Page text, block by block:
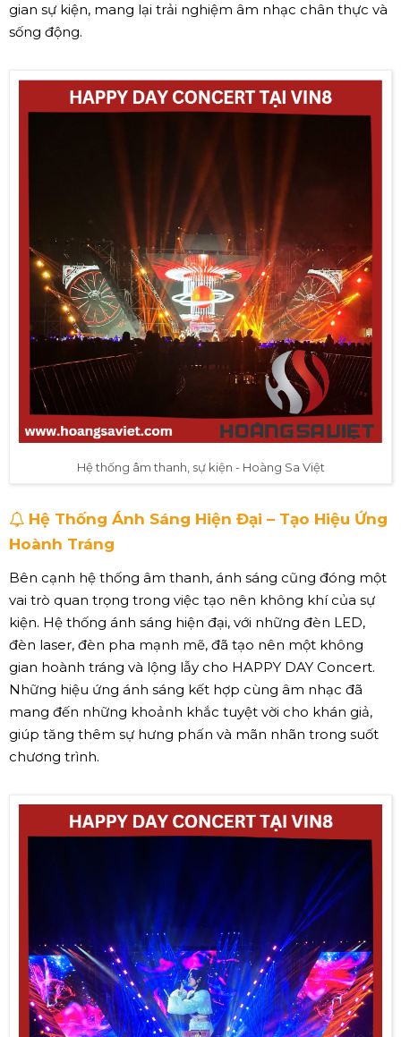
gian sự kiện, mang lại trải nghiệm âm nhạc chân thực và
sống động.
Hệ thống âm thanh, sự kiện - Hoàng Sa Việt
Hệ Thống Ánh Sáng Hiện Đại – Tạo Hiệu Ứng
Hoành Tráng
Bên cạnh hệ thống âm thanh, ánh sáng cũng đóng một
vai trò quan trọng trong việc tạo nên không khí của sự
kiện. Hệ thống ánh sáng hiện đại, với những đèn LED,
đèn laser, đèn pha mạnh mẽ, đã tạo nên một không
gian hoành tráng và lộng lẫy cho HAPPY DAY Concert.
Những hiệu ứng ánh sáng kết hợp cùng âm nhạc đã
mang đến những khoảnh khắc tuyệt vời cho khán giả,
giúp tăng thêm sự hưng phấn và mãn nhãn trong suốt
chương trình.